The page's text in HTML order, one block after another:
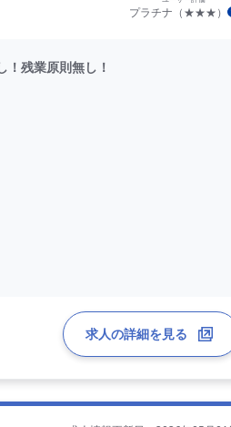
プラチナ（★★★）
！残業原則無し！
求人の詳細を見る